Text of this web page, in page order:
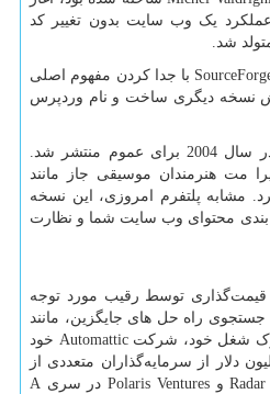
یک وب سایت بدون تغییر کد
شد.
با جدا کردن مفهوم اصلی
نسخه دیگری ساخت و نام وردپرس
چندین بار بعد، وردپرس 1.0 در سال 2004 برای عموم منتشر شد.
مت هنرمندان موسیقی جاز مانند
مشابه پلتفرم امروزی، این نسخه
محتوای وب سایت شما و نظارت
قیمت‌گذاری توسط رقیب مورد توجه
راه حل های جایگزین، مانند
شغل خود، شرکتAutomattic خود
اندازی کرد. او 1.10 میلیون دلار از سرمایه‌گذاران متعددی از
وPolaris Venturesدر سری A